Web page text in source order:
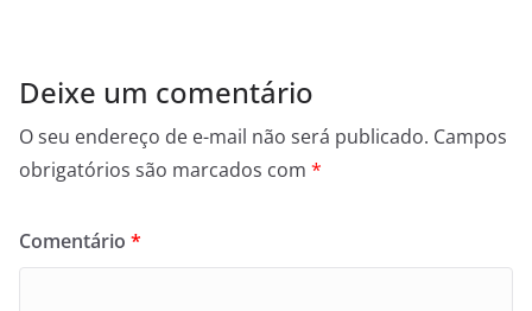
k
Deixe um comentário
O seu endereço de e-mail não será publicado. Campos
obrigatórios são marcados com *
Comentário *